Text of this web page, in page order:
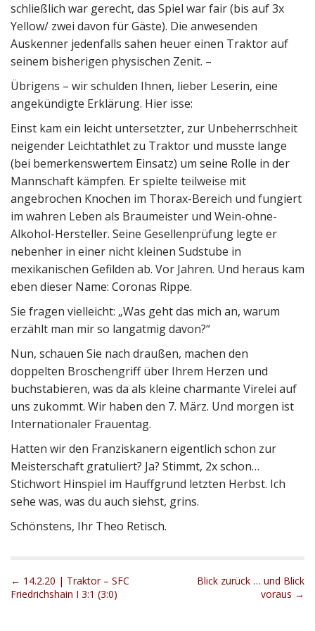
schließlich war gerecht, das Spiel war fair (bis auf 3x
Yellow/ zwei davon für Gäste). Die anwesenden
Auskenner jedenfalls sahen heuer einen Traktor auf
seinem bisherigen physischen Zenit. –
Übrigens – wir schulden Ihnen, lieber Leserin, eine
angekündigte Erklärung. Hier isse:
Einst kam ein leicht untersetzter, zur Unbeherrschheit
neigender Leichtathlet zu Traktor und musste lange
(bei bemerkenswertem Einsatz) um seine Rolle in der
Mannschaft kämpfen. Er spielte teilweise mit
angebrochen Knochen im Thorax-Bereich und fungiert
im wahren Leben als Braumeister und Wein-ohne-
Alkohol-Hersteller. Seine Gesellenprüfung legte er
nebenher in einer nicht kleinen Sudstube in
mexikanischen Gefilden ab. Vor Jahren. Und heraus kam
eben dieser Name: Coronas Rippe.
Sie fragen vielleicht: „Was geht das mich an, warum
erzählt man mir so langatmig davon?“
Nun, schauen Sie nach draußen, machen den
doppelten Broschengriff über Ihrem Herzen und
buchstabieren, was da als kleine charmante Virelei auf
uns zukommt. Wir haben den 7. März. Und morgen ist
Internationaler Frauentag.
Hatten wir den Franziskanern eigentlich schon zur
Meisterschaft gratuliert? Ja? Stimmt, 2x schon…
Stichwort Hinspiel im Hauffgrund letzten Herbst. Ich
sehe was, was du auch siehst, grins.
Schönstens, Ihr Theo Retisch.
P
o
← 14.2.20 | Traktor – SFC
Friedrichshain I 3:1 (3:0)
Blick zurück … und Blick
voraus →